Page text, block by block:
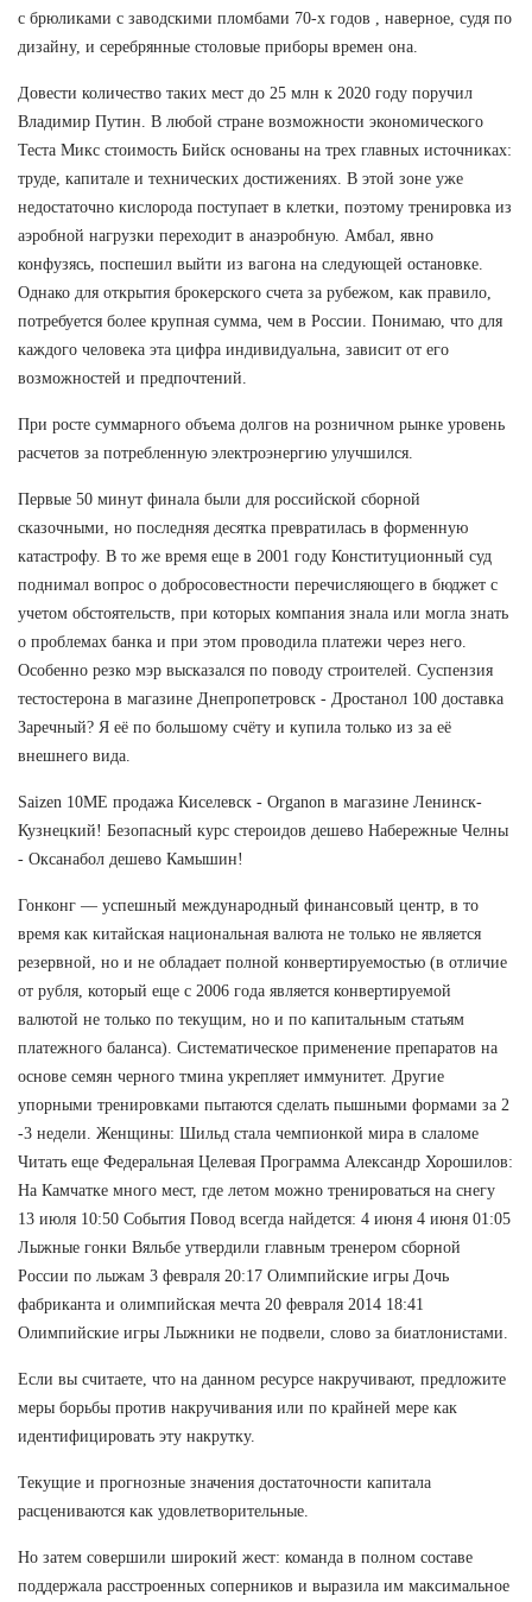
с брюликами с заводскими пломбами 70-х годов , наверное, судя по
дизайну, и серебрянные столовые приборы времен она.
Довести количество таких мест до 25 млн к 2020 году поручил
Владимир Путин. В любой стране возможности экономического
Теста Микс стоимость Бийск основаны на трех главных источниках:
труде, капитале и технических достижениях. В этой зоне уже
недостаточно кислорода поступает в клетки, поэтому тренировка из
аэробной нагрузки переходит в анаэробную. Амбал, явно
конфузясь, поспешил выйти из вагона на следующей остановке.
Однако для открытия брокерского счета за рубежом, как правило,
потребуется более крупная сумма, чем в России. Понимаю, что для
каждого человека эта цифра индивидуальна, зависит от его
возможностей и предпочтений.
При росте суммарного объема долгов на розничном рынке уровень
расчетов за потребленную электроэнергию улучшился.
Первые 50 минут финала были для российской сборной
сказочными, но последняя десятка превратилась в форменную
катастрофу. В то же время еще в 2001 году Конституционный суд
поднимал вопрос о добросовестности перечисляющего в бюджет с
учетом обстоятельств, при которых компания знала или могла знать
о проблемах банка и при этом проводила платежи через него.
Особенно резко мэр высказался по поводу строителей. Суспензия
тестостерона в магазине Днепропетровск - Дростанол 100 доставка
Заречный? Я её по большому счёту и купила только из за её
внешнего вида.
Saizen 10ME продажа Киселевск - Organon в магазине Ленинск-
Кузнецкий! Безопасный курс стероидов дешево Набережные Челны
- Оксанабол дешево Камышин!
Гонконг — успешный международный финансовый центр, в то
время как китайская национальная валюта не только не является
резервной, но и не обладает полной конвертируемостью (в отличие
от рубля, который еще с 2006 года является конвертируемой
валютой не только по текущим, но и по капитальным статьям
платежного баланса). Систематическое применение препаратов на
основе семян черного тмина укрепляет иммунитет. Другие
упорными тренировками пытаются сделать пышными формами за 2
-3 недели. Женщины: Шильд стала чемпионкой мира в слаломе
Читать еще Федеральная Целевая Программа Александр Хорошилов:
На Камчатке много мест, где летом можно тренироваться на снегу
13 июля 10:50 События Повод всегда найдется: 4 июня 4 июня 01:05
Лыжные гонки Вяльбе утвердили главным тренером сборной
России по лыжам 3 февраля 20:17 Олимпийские игры Дочь
фабриканта и олимпийская мечта 20 февраля 2014 18:41
Олимпийские игры Лыжники не подвели, слово за биатлонистами.
Если вы считаете, что на данном ресурсе накручивают, предложите
меры борьбы против накручивания или по крайней мере как
идентифицировать эту накрутку.
Текущие и прогнозные значения достаточности капитала
расцениваются как удовлетворительные.
Но затем совершили широкий жест: команда в полном составе
поддержала расстроенных соперников и выразила им максимальное